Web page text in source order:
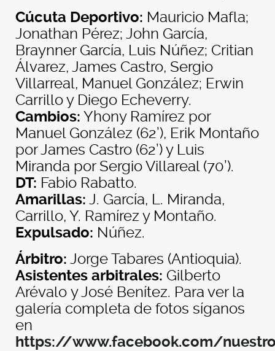
Cúcuta Deportivo: Mauricio Mafla;
Jonathan Pérez; John García,
Braynner García, Luis Núñez; Critian
Álvarez, James Castro, Sergio
Villarreal, Manuel González; Erwin
Carrillo y Diego Echeverry.
Cambios: Yhony Ramírez por
Manuel González (62’), Erik Montaño
por James Castro (62’) y Luis
Miranda por Sergio Villareal (70’).
DT: Fabio Rabatto.
Amarillas: J. García, L. Miranda,
Carrillo, Y. Ramírez y Montaño.
Expulsado: Núñez.
Árbitro: Jorge Tabares (Antioquia).
Asistentes arbitrales: Gilberto
Arévalo y José Benítez. Para ver la
galería completa de fotos síganos
en
https://www.facebook.com/